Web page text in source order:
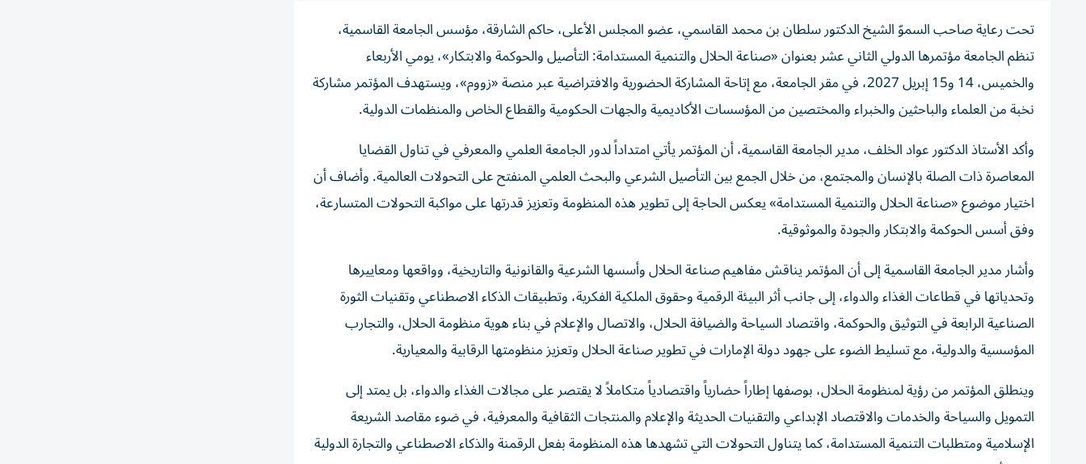
تحت رعاية صاحب السموّ الشيخ الدكتور سلطان بن محمد القاسمي، عضو المجلس الأعلى، حاكم الشارقة، مؤسس الجامعة القاسمية،
تنظم الجامعة مؤتمرها الدولي الثاني عشر بعنوان «صناعة الحلال والتنمية المستدامة: التأصيل والحوكمة والابتكار»، يومي الأربعاء
والخميس، 14 و15 إبريل 2027، في مقر الجامعة، مع إتاحة المشاركة الحضورية والافتراضية عبر منصة «زووم»، ويستهدف المؤتمر مشاركة
نخبة من العلماء والباحثين والخبراء والمختصين من المؤسسات الأكاديمية والجهات الحكومية والقطاع الخاص والمنظمات الدولية.
وأكد الأستاذ الدكتور عواد الخلف، مدير الجامعة القاسمية، أن المؤتمر يأتي امتداداً لدور الجامعة العلمي والمعرفي في تناول القضايا
المعاصرة ذات الصلة بالإنسان والمجتمع، من خلال الجمع بين التأصيل الشرعي والبحث العلمي المنفتح على التحولات العالمية. وأضاف أن
اختيار موضوع «صناعة الحلال والتنمية المستدامة» يعكس الحاجة إلى تطوير هذه المنظومة وتعزيز قدرتها على مواكبة التحولات المتسارعة،
وفق أسس الحوكمة والابتكار والجودة والموثوقية.
وأشار مدير الجامعة القاسمية إلى أن المؤتمر يناقش مفاهيم صناعة الحلال وأسسها الشرعية والقانونية والتاريخية، وواقعها ومعاييرها
وتحدياتها في قطاعات الغذاء والدواء، إلى جانب أثر البيئة الرقمية وحقوق الملكية الفكرية، وتطبيقات الذكاء الاصطناعي وتقنيات الثورة
الصناعية الرابعة في التوثيق والحوكمة، واقتصاد السياحة والضيافة الحلال، والاتصال والإعلام في بناء هوية منظومة الحلال، والتجارب
المؤسسية والدولية، مع تسليط الضوء على جهود دولة الإمارات في تطوير صناعة الحلال وتعزيز منظومتها الرقابية والمعيارية.
وينطلق المؤتمر من رؤية لمنظومة الحلال، بوصفها إطاراً حضارياً واقتصادياً متكاملاً لا يقتصر على مجالات الغذاء والدواء، بل يمتد إلى
التمويل والسياحة والخدمات والاقتصاد الإبداعي والتقنيات الحديثة والإعلام والمنتجات الثقافية والمعرفية، في ضوء مقاصد الشريعة
الإسلامية ومتطلبات التنمية المستدامة، كما يتناول التحولات التي تشهدها هذه المنظومة بفعل الرقمنة والذكاء الاصطناعي والتجارة الدولية